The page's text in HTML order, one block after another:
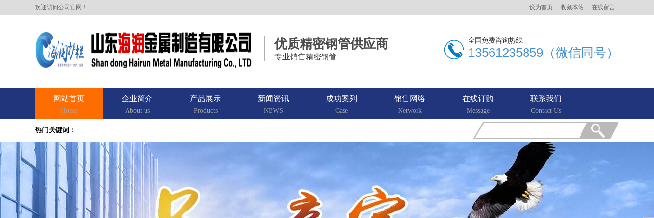
欢迎访问公司官网！ 设为首页 收藏本站 在线留言
优质精密钢管供应商
专业销售精密钢管
全国免费咨询热线
13561235859（微信同号）
网站首页
Home
企业简介
About us
产品展示
Products
新闻资讯
NEWS
成功案列
Case
销售网络
Network
在线订购
Message
联系我们
Contact Us
热门关键词：